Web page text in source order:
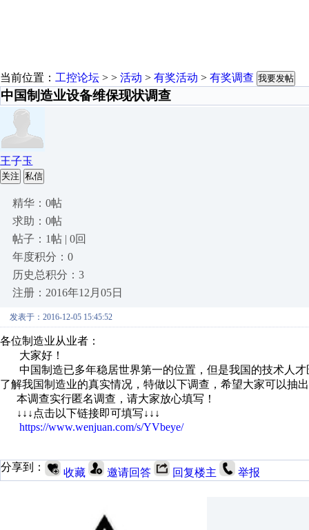
当前位置： 工控论坛 > > 活动 > 有奖活动 > 有奖调查 我要发帖
中国制造业设备维保现状调查
王子玉
关注 私信
精华：0帖
求助：0帖
帖子：1帖 | 0回
年度积分：0
历史总积分：3
注册：2016年12月05日
发表于：2016-12-05 15:45:52
各位制造业从业者：
大家好！
中国制造已多年稳居世界第一的位置，但是我国的技术人
了解我国制造业的真实情况，特做以下调查，希望大家可以抽出
本调查实行匿名调查，请大家放心填写！
↓↓↓ 点击以下链接即可填写↓↓↓
https://www.wenjuan.com/s/YVbeye/
分享到： 收藏 邀请回答 回复楼主 举报